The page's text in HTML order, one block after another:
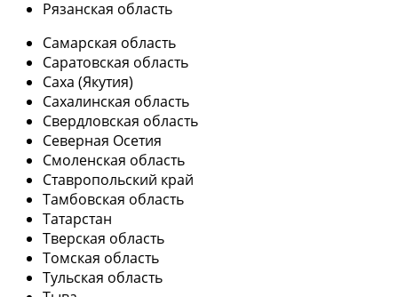
Рязанская область
Самарская область
Саратовская область
Саха (Якутия)
Сахалинская область
Свердловская область
Северная Осетия
Смоленская область
Ставропольский край
Тамбовская область
Татарстан
Тверская область
Томская область
Тульская область